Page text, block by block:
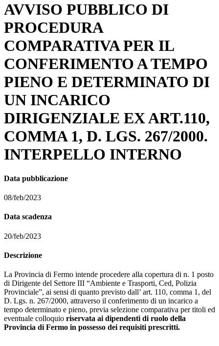
AVVISO PUBBLICO DI
PROCEDURA
COMPARATIVA PER IL
CONFERIMENTO A TEMPO
PIENO E DETERMINATO DI
UN INCARICO
DIRIGENZIALE EX ART.110,
COMMA 1, D. LGS. 267/2000.
INTERPELLO INTERNO
Data pubblicazione
08/feb/2023
Data scadenza
20/feb/2023
Descrizione
La Provincia di Fermo intende procedere alla copertura di n. 1 posto
di Dirigente del Settore III “Ambiente e Trasporti, Ced, Polizia
Provinciale”, ai sensi di quanto previsto dall’ art. 110, comma 1, del
D. Lgs. n. 267/2000, attraverso il conferimento di un incarico a
tempo determinato e pieno, previa selezione comparativa per titoli ed
eventuale colloquio riservata ai dipendenti di ruolo della
Provincia di Fermo in possesso dei requisiti prescritti.